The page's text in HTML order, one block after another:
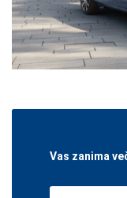
Vas zanima